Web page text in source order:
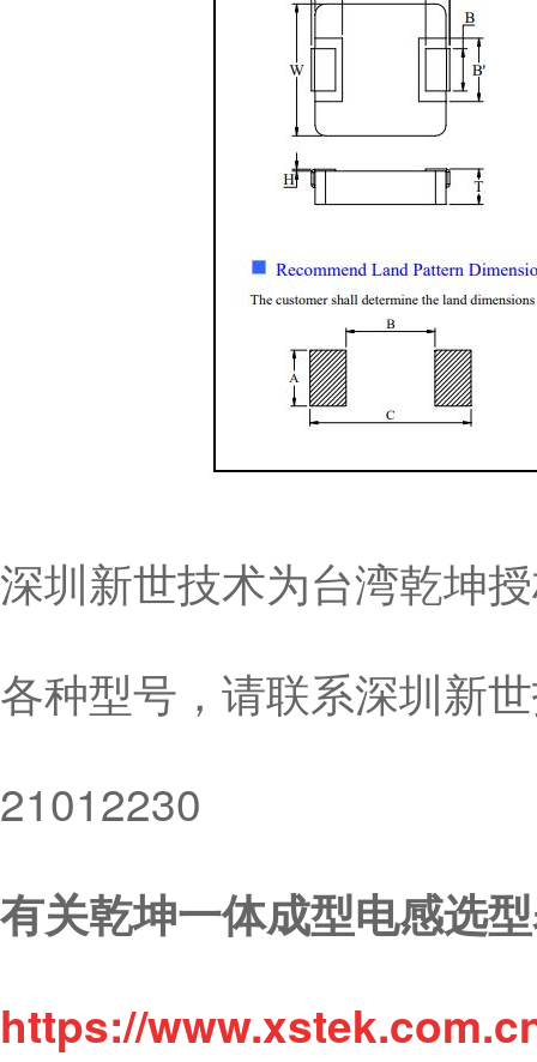
深圳新世技术为台湾乾坤
各种型号，请联系深圳新
21012230
有关乾坤一体成型电感选
https://